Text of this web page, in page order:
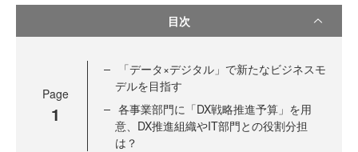
目次
Page
1
「データ×デジタル」で新たなビジネスモ
デルを目指す
各事業部門に「DX戦略推進予算」を用
意、DX推進組織やIT部門との役割分担
は？